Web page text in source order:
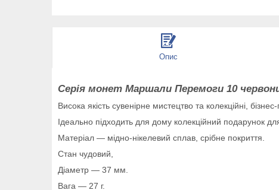
Опис
Серія монет Маршали Перемоги 10
Висока якість сувенірне мистецтво та колекційні,
Ідеально підходить для дому колекційний подарунок
Матеріал — мідно-нікелевий сплав, срібне покриття.
Стан чудовий,
Діаметр — 37 мм.
Вага — 27 г.